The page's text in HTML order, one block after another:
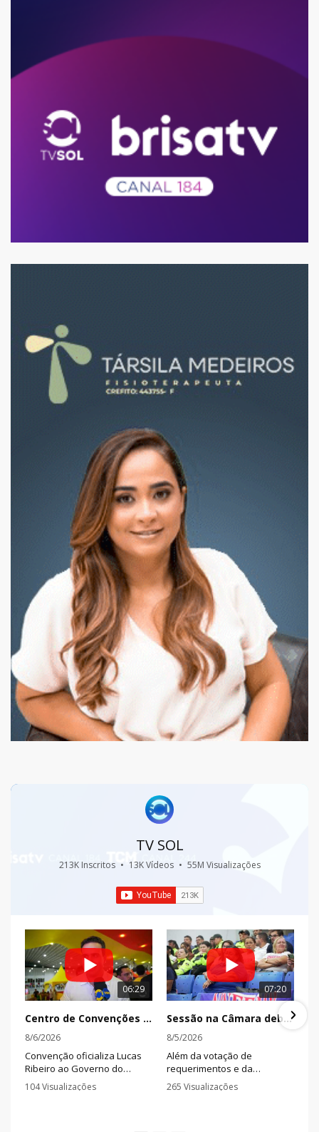
TV SOL
213K Inscritos • 13K Vídeos • 55M Visualizações
06:29
Centro de Convenções lotado marca oficialização de aliança partidária para a disputa eleitoral na PB
8/6/2026
Convenção oficializa Lucas
Ribeiro ao Governo do
Estado e João Azevêdo e
Nabor Wanderley ao Senado
104 Visualizações
07:20
Sessão na Câmara debate trânsito, reivindicações de servidores e aprecia projetos nesta terça
8/5/2026
Além da votação de
requerimentos e da
apresentação de títulos de
cidadão, a sessão contou
265 Visualizações